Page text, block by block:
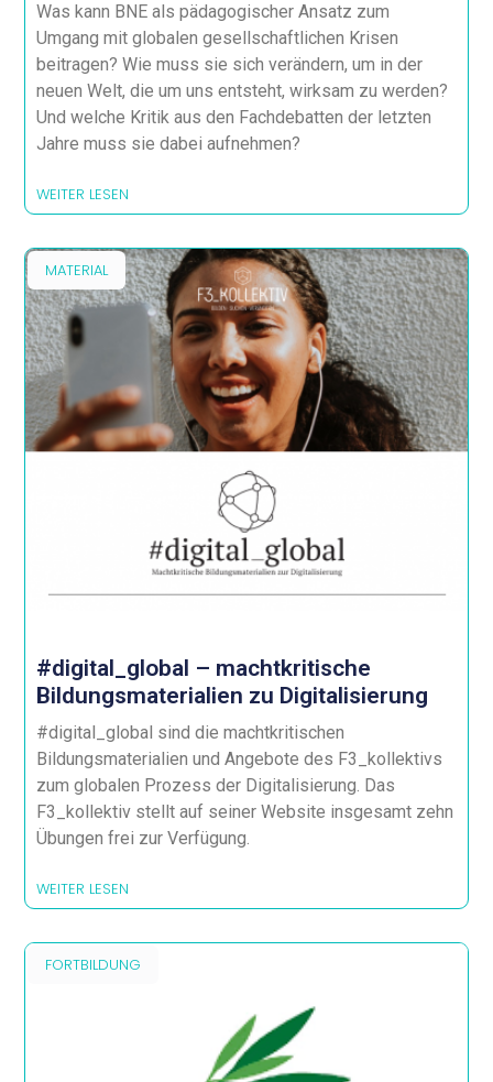
Was kann BNE als pädagogischer Ansatz zum
Umgang mit globalen gesellschaftlichen Krisen
beitragen? Wie muss sie sich verändern, um in der
neuen Welt, die um uns entsteht, wirksam zu werden?
Und welche Kritik aus den Fachdebatten der letzten
Jahre muss sie dabei aufnehmen?
WEITER LESEN
MATERIAL
#digital_global – machtkritische
Bildungsmaterialien zu Digitalisierung
#digital_global sind die machtkritischen
Bildungsmaterialien und Angebote des F3_kollektivs
zum globalen Prozess der Digitalisierung. Das
F3_kollektiv stellt auf seiner Website insgesamt zehn
Übungen frei zur Verfügung.
WEITER LESEN
FORTBILDUNG